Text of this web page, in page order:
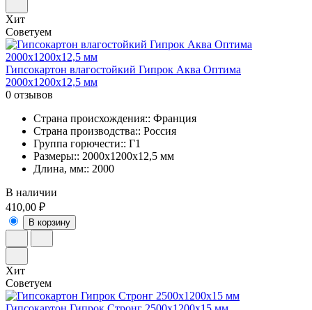
Хит
Советуем
Гипсокартон влагостойкий Гипрок Аква Оптима
2000х1200х12,5 мм
0 отзывов
Страна происхождения:: Франция
Страна производства:: Россия
Группа горючести:: Г1
Размеры:: 2000х1200х12,5 мм
Длина, мм:: 2000
В наличии
410,00 ₽
В корзину
Хит
Советуем